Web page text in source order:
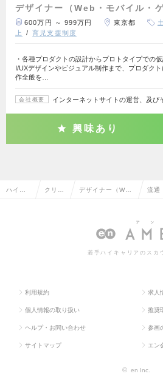
デザイナー（Web・モバイル・
600万円 ～ 999万円 東京都
上
育児支援制度
・各種プロダクトの設計からプロトタイプでの
I/UXデザインやビジュアル制作まで、プロダク
作全般を…
会社概要 インターネットサイトの運営、及び
興味あり
ハイク クリエ デザイナー（We
ーム関連）
流通
転職
若手ハイキャリアのスカ
利用規約 求人
個人情報の取り扱い 推奨
ヘルプ・お問い合わせ 参画
サイトマップ エン
© en Inc.